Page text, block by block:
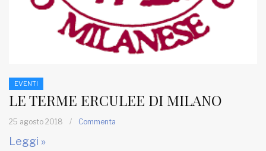
EVENTI
LE TERME ERCULEE DI MILANO
25 agosto 2018 / Commenta
Leggi »